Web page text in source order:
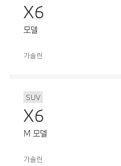
X6
모델
가솔린
SUV
X6
M 모델
가솔린